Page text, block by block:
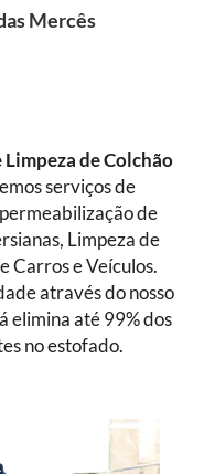
Mercês
Limpeza de Colchão
serviços de
de
Limpeza de
Carros e Veículos.
através do nosso
elimina até 99% dos
no estofado.